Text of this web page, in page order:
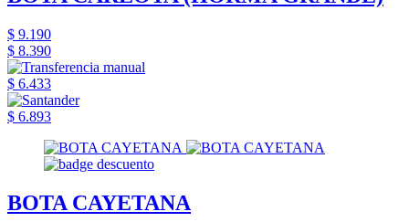
$ 9.190
$ 8.390
$ 6.433
$ 6.893
BOTA CAYETANA